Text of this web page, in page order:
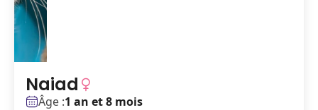
Naiad
Âge :1 an et 8 mois